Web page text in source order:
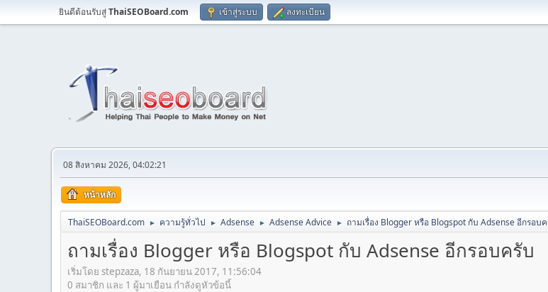
ยินดีต้อนรับสู่ThaiSEOBoard.com เข้าสู่ระบบ ลงทะเบียน
08 สิงหาคม 2026, 04:02:21
หน้าหลัก
ThaiSEOBoard.com ► ความรู้ทั่วไป ► Adsense ► Adsense Advice ► ถามเรื่อง Blogger หรือ Blogspot กับ Adsense อีกรอบ
ถามเรื่อง Blogger หรือ Blogspot กับ Adsense อีกรอบครับ
เริ่มโดย stepzaza, 18 กันยายน 2017, 11:56:04
0 สมาชิก และ 1 ผู้มาเยือน กำลังดูหัวข้อนี้